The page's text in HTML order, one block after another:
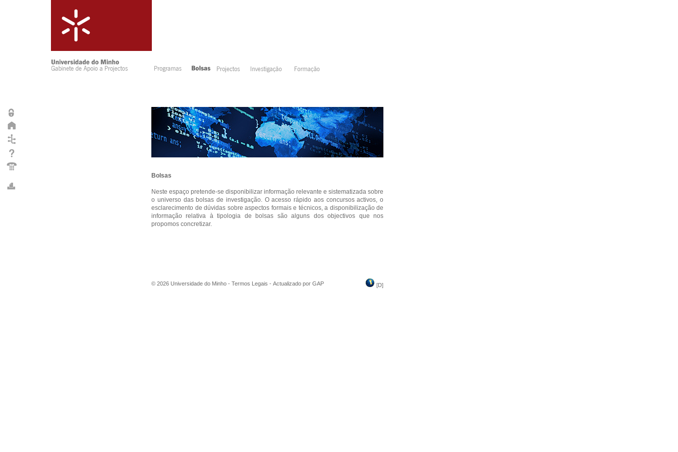
Bolsas
Neste espaço pretende-se disponibilizar informação relevante e sistematizada sobre
o universo das bolsas de investigação. O acesso rápido aos concursos activos, o
esclarecimento de dúvidas sobre aspectos formais e técnicos, a disponibilização de
informação relativa à tipologia de bolsas são alguns dos objectivos que nos
propomos concretizar.
© 2026 Universidade do Minho - Termos Legais - Actualizado por GAP [D]